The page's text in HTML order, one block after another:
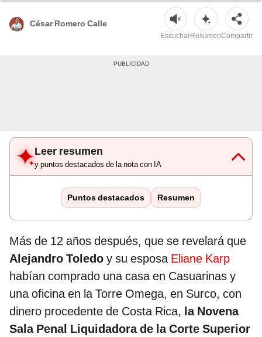
César Romero Calle
EscucharResumenCompartir
Leer resumen
y puntos destacados de la nota con IA
Puntos destacados Resumen
Más de 12 años después, que se revelará que
Alejandro Toledo y su esposa Eliane Karp
habían comprado una casa en Casuarinas y
una oficina en la Torre Omega, en Surco, con
dinero procedente de Costa Rica, la Novena
Sala Penal Liquidadora de la Corte Superior